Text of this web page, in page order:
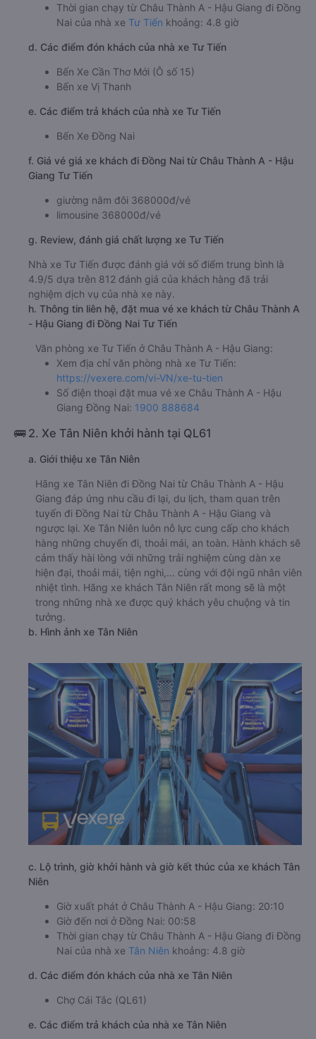
Thời gian chạy từ Châu Thành A - Hậu Giang đi Đồng
Nai của nhà xe Tư Tiến khoảng: 4.8 giờ
d. Các điểm đón khách của nhà xe Tư Tiến
Bến Xe Cần Thơ Mới (Ô số 15)
Bến xe Vị Thanh
e. Các điểm trả khách của nhà xe Tư Tiến
Bến Xe Đồng Nai
f. Giá vé giá xe khách đi Đồng Nai từ Châu Thành A - Hậu
Giang Tư Tiến
giường nằm đôi 368000đ/vé
limousine 368000đ/vé
g. Review, đánh giá chất lượng xe Tư Tiến
Nhà xe Tư Tiến được đánh giá với số điểm trung bình là
4.9/5 dựa trên 812 đánh giá của khách hàng đã trải
nghiệm dịch vụ của nhà xe này.
h. Thông tin liên hệ, đặt mua vé xe khách từ Châu Thành A
- Hậu Giang đi Đồng Nai Tư Tiến
Văn phòng xe Tư Tiến ở Châu Thành A - Hậu Giang:
Xem địa chỉ văn phòng nhà xe Tư Tiến:
https://vexere.com/vi-VN/xe-tu-tien
Số điện thoại đặt mua vé xe Châu Thành A - Hậu
Giang Đồng Nai: 1900 888684
🚌 2. Xe Tân Niên khởi hành tại QL61
a. Giới thiệu xe Tân Niên
Hãng xe Tân Niên đi Đồng Nai từ Châu Thành A - Hậu
Giang đáp ứng nhu cầu đi lại, du lịch, tham quan trên
tuyến đi Đồng Nai từ Châu Thành A - Hậu Giang và
ngược lại. Xe Tân Niên luôn nỗ lực cung cấp cho khách
hàng những chuyến đi, thoải mái, an toàn. Hành khách sẽ
cảm thấy hài lòng với những trải nghiệm cùng dàn xe
hiện đại, thoải mái, tiện nghi,... cùng với đội ngũ nhân viên
nhiệt tình. Hãng xe khách Tân Niên rất mong sẽ là một
trong những nhà xe được quý khách yêu chuộng và tin
tưởng.
b. Hình ảnh xe Tân Niên
c. Lộ trình, giờ khởi hành và giờ kết thúc của xe khách Tân
Niên
Giờ xuất phát ở Châu Thành A - Hậu Giang: 20:10
Giờ đến nơi ở Đồng Nai: 00:58
Thời gian chạy từ Châu Thành A - Hậu Giang đi Đồng
Nai của nhà xe Tân Niên khoảng: 4.8 giờ
d. Các điểm đón khách của nhà xe Tân Niên
Chợ Cái Tắc (QL61)
e. Các điểm trả khách của nhà xe Tân Niên